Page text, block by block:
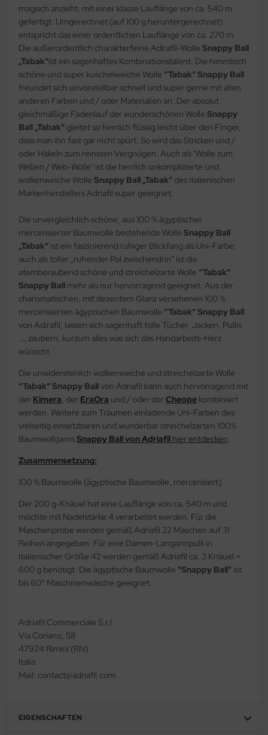
magisch anzieht, mit einer klasse Lauflänge von ca. 540 m
gefertigt. Umgerechnet (auf 100 g heruntergerechnet)
entspricht das einer ordentlichen Lauflänge von ca. 270 m.
Die außerordentlich charakterfeine Adirafil-Wolle Snappy Ball
„Tabak“ist ein sagenhaftes Kombinationstalent. Die himmlisch
schöne und super kuschelweiche Wolle “Tabak“ Snappy Ball
freundet sich unvorstellbar schnell und super gerne mit allen
anderen Farben und / oder Materialien an. Der absolut
gleichmäßige Fadenlauf der wunderschönen Wolle Snappy
Ball „Tabak“ gleitet so herrlich flüssig leicht über den Finger,
dass man ihn fast gar nicht spürt. So wird das Stricken und /
oder Häkeln zum reinsten Vergnügen. Auch als "Wolle zum
Weben / Web-Wolle" ist die herrlich unkomplizierte und
wolkenweiche Wolle Snappy Ball „Tabak“ des italienischen
Markenherstellers Adriafil super geeignet.
Die unvergleichlich schöne, aus 100 % ägyptischer
mercerisierter Baumwolle bestehende Wolle Snappy Ball
„Tabak“ ist ein faszinierend ruhiger Blickfang als Uni-Farbe;
auch als toller „ruhender Pol zwischendrin“ ist die
atemberaubend schöne und streichelzarte Wolle “Tabak“
Snappy Ball mehr als nur hervorragend geeignet. Aus der
charismatischen, mit dezentem Glanz versehenen 100 %
mercerisierten ägyptischen Baumwolle “Tabak“ Snappy Ball
von Adirafil, lassen sich sagenhaft tolle Tücher, Jacken, Pullis
…. zaubern; kurzum alles was sich das Handarbeits-Herz
wünscht.
Die unwiderstehlich wolkenweiche und streichelzarte Wolle
“Tabak“ Snappy Ballvon Adriafil kann auch hervorragend mit
der Kimera, der EraOra und / oder der Cheope kombiniert
werden. Weitere zum Träumen einladende Uni-Farben des
vielseitig einsetzbaren und wunderbar streichelzarten 100%
BaumwollgarnsSnappy Ball von Adriafil hier entdecken.
Zusammensetzung:
100 % Baumwolle (ägyptische Baumwolle, mercerisiert)
Der 200 g-Knäuel hat eine Lauflänge von ca. 540 m und
möchte mit Nadelstärke 4 verarbeitet werden. Für die
Maschenprobe werden gemäß Adriafil 22 Maschen auf 31
Reihen angegeben. Für eine Damen-Langarmpulli in
italienischer Größe 42 werden gemäß Adriafil ca. 3 Knäuel =
600 g benötigt. Die ägyptische Baumwolle "Snappy Ball" ist
bis 60° Maschinenwäsche geeignet.
Adriafil Commerciale S.r.l.
Via Coriano, 58
47924 Rimini (RN)
Italia
Mail: contact@adriafil.com
EIGENSCHAFTEN